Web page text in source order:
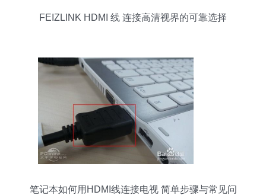
FEIZLINK HDMI 线 连接高清视界的可靠选择
笔记本如何用HDMI线连接电视 简单步骤与常见问